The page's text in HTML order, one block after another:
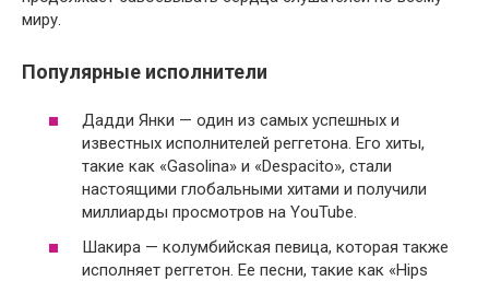
миру.
Популярные исполнители
Дадди Янки — один из самых успешных и
известных исполнителей реггетона. Его хиты,
такие как «Gasolina» и «Despacito», стали
настоящими глобальными хитами и получили
миллиарды просмотров на YouTube.
Шакира — колумбийская певица, которая также
исполняет реггетон. Ее песни, такие как «Hips